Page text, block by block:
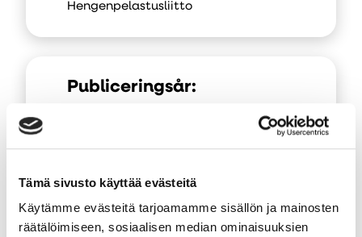
Tämä sivusto käyttää evästeitä
Käytämme evästeitä tarjoamamme sisällön ja mainosten
räätälöimiseen, sosiaalisen median ominaisuuksien
Hengenpelastusliitto
Publiceringsår:
Kort beskrivning av
materialet:
Kesäiset rannat houkuttelevat